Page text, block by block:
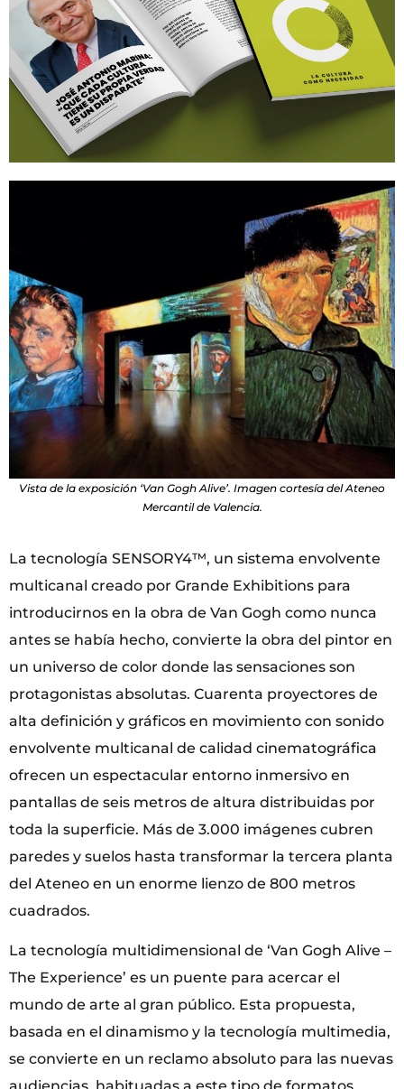
Vista de la exposición ‘Van Gogh Alive’. Imagen cortesía del Ateneo
Mercantil de Valencia.
La tecnología SENSORY4™, un sistema envolvente
multicanal creado por Grande Exhibitions para
introducirnos en la obra de Van Gogh como nunca
antes se había hecho, convierte la obra del pintor en
un universo de color donde las sensaciones son
protagonistas absolutas. Cuarenta proyectores de
alta definición y gráficos en movimiento con sonido
envolvente multicanal de calidad cinematográfica
ofrecen un espectacular entorno inmersivo en
pantallas de seis metros de altura distribuidas por
toda la superficie. Más de 3.000 imágenes cubren
paredes y suelos hasta transformar la tercera planta
del Ateneo en un enorme lienzo de 800 metros
cuadrados.
La tecnología multidimensional de ‘Van Gogh Alive –
The Experience’ es un puente para acercar el
mundo de arte al gran público. Esta propuesta,
basada en el dinamismo y la tecnología multimedia,
se convierte en un reclamo absoluto para las nuevas